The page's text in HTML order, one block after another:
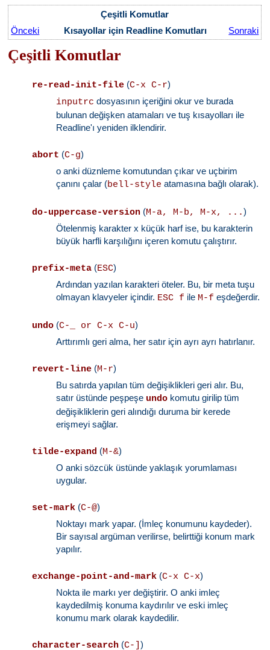
Çeşitli Komutlar
Önceki
Kısayollar için Readline Komutları Sonraki
Çeşitli Komutlar
re-read-init-file (C-x C-r)
inputrc dosyasının içeriğini okur ve burada
bulunan değişken atamaları ve tuş kısayolları ile
Readline'ı yeniden ilklendirir.
abort (C-g)
o anki düznleme komutundan çıkar ve uçbirim
çanını çalar (bell-style atamasına bağlı olarak).
do-uppercase-version (M-a, M-b, M-x, ...)
Ötelenmiş karakter x küçük harf ise, bu karakterin
büyük harfli karşılığını içeren komutu çalıştırır.
prefix-meta (ESC)
Ardından yazılan karakteri öteler. Bu, bir meta tuşu
olmayan klavyeler içindir. ESC f ile M-f eşdeğerdir.
undo (C-_ or C-x C-u)
Arttırımlı geri alma, her satır için ayrı ayrı hatırlanır.
revert-line (M-r)
Bu satırda yapılan tüm değişiklikleri geri alır. Bu,
satır üstünde peşpeşe undo komutu girilip tüm
değişikliklerin geri alındığı duruma bir kerede
erişmeyi sağlar.
tilde-expand (M-&)
O anki sözcük üstünde yaklaşık yorumlaması
uygular.
set-mark (C-@)
Noktayı mark yapar. (İmleç konumunu kaydeder).
Bir sayısal argüman verilirse, belirttiği konum mark
yapılır.
exchange-point-and-mark (C-x C-x)
Nokta ile markı yer değiştirir. O anki imleç
kaydedilmiş konuma kaydırılır ve eski imleç
konumu mark olarak kaydedilir.
character-search (C-] )